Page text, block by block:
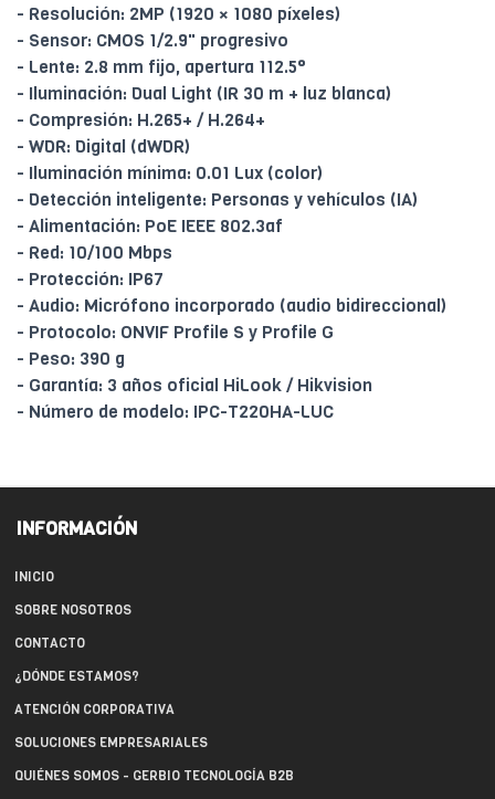
- Resolución: 2MP (1920 × 1080 píxeles)
- Sensor: CMOS 1/2.9" progresivo
- Lente: 2.8 mm fijo, apertura 112.5°
- Iluminación: Dual Light (IR 30 m + luz blanca)
- Compresión: H.265+ / H.264+
- WDR: Digital (dWDR)
- Iluminación mínima: 0.01 Lux (color)
- Detección inteligente: Personas y vehículos (IA)
- Alimentación: PoE IEEE 802.3af
- Red: 10/100 Mbps
- Protección: IP67
- Audio: Micrófono incorporado (audio bidireccional)
- Protocolo: ONVIF Profile S y Profile G
- Peso: 390 g
- Garantía: 3 años oficial HiLook / Hikvision
- Número de modelo: IPC-T220HA-LUC
INFORMACIÓN
INICIO
SOBRE NOSOTROS
CONTACTO
¿DÓNDE ESTAMOS?
ATENCIÓN CORPORATIVA
SOLUCIONES EMPRESARIALES
QUIÉNES SOMOS - GERBIO TECNOLOGÍA B2B